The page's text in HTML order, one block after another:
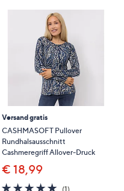
Versand gratis
CASHMASOFT Pullover
Rundhalsausschnitt
Cashmeregriff Allover-Druck
€ 18,99
5.0
(1)1